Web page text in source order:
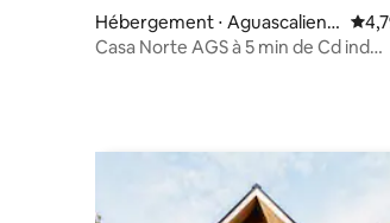
Hébergement ⋅ Aguascalient
es
Casa Norte AGS à 5 min de Cd ind